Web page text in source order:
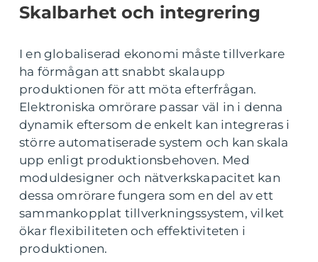
Skalbarhet och integrering
I en globaliserad ekonomi måste tillverkare
ha förmågan att snabbt skalaupp
produktionen för att möta efterfrågan.
Elektroniska omrörare passar väl in i denna
dynamik eftersom de enkelt kan integreras i
större automatiserade system och kan skala
upp enligt produktionsbehoven. Med
moduldesigner och nätverkskapacitet kan
dessa omrörare fungera som en del av ett
sammankopplat tillverkningssystem, vilket
ökar flexibiliteten och effektiviteten i
produktionen.